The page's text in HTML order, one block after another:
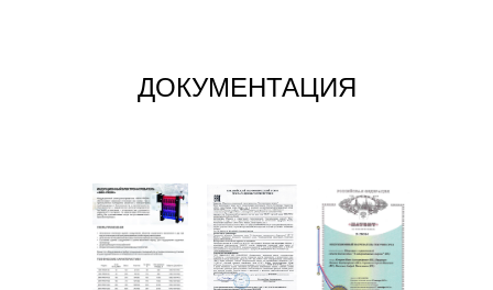
ДОКУМЕНТАЦИЯ